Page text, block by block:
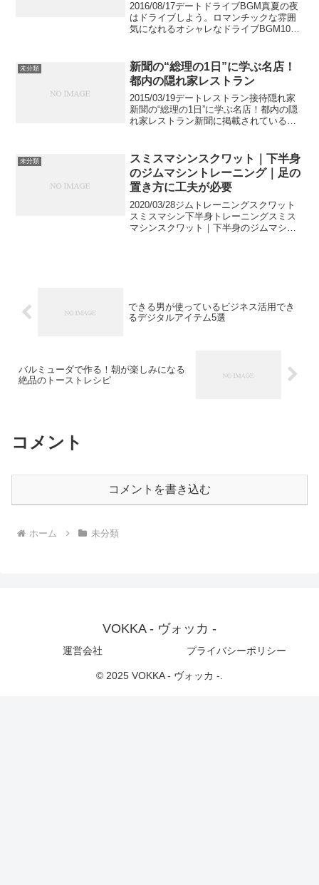
2016/08/17デートドライブBGM真夏の夜
はドライブしよう。ロマンチックな雰囲
気になれるオシャレなドライブBGM10選
という方も多いかと思います。おしゃれ
な洋楽を...
未分類
新聞の“総理の1日”に学ぶ名店！
都内の隠れ家レストラン
2015/03/19デートレストラン接待隠れ家
新聞の“総理の1日”に学ぶ名店！都内の隠
れ家レストラン新聞に掲載されている首
レストランまで公表されていますね。一
見さんお断...
未分類
スミスマシンスクワット｜下半身
のジムマシントレーニング｜足の
置き方に工夫が必要
2020/03/28ジムトレーニングスクワット
スミスマシン下半身トレーニングスミス
マシンスクワット｜下半身のジムマシン
できる男が使っているビジネス活用でき
るデジタルアイテム5選
バルミューダで作る！朝が楽しみになる
絶品のトーストレシピ
コメント
コメントを書き込む
ホーム 未分類
VOKKA - ヴォッカ -
運営会社 プライバシーポリシー
© 2025 VOKKA - ヴォッカ -.